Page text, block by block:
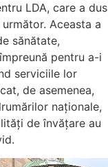
LDA, care a dus
Aceasta a
sănătate,
pentru a-i
serviciile lor
de asemenea,
naționale,
de învățare au